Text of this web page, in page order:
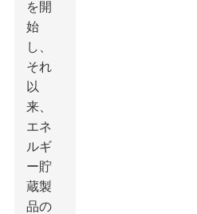
を開
始
し、
それ
以
来、
エネ
ルギ
ー貯
蔵製
品の